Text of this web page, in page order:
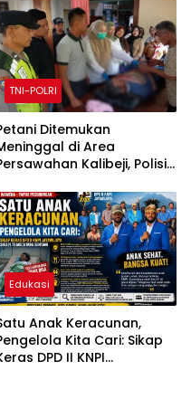
TNI-POLRI
Ditemukan
di Area
Kalibeji, Polisi
Edukasi
Anak Keracunan,
Kita Cari: Sikap
DPD II KNPI